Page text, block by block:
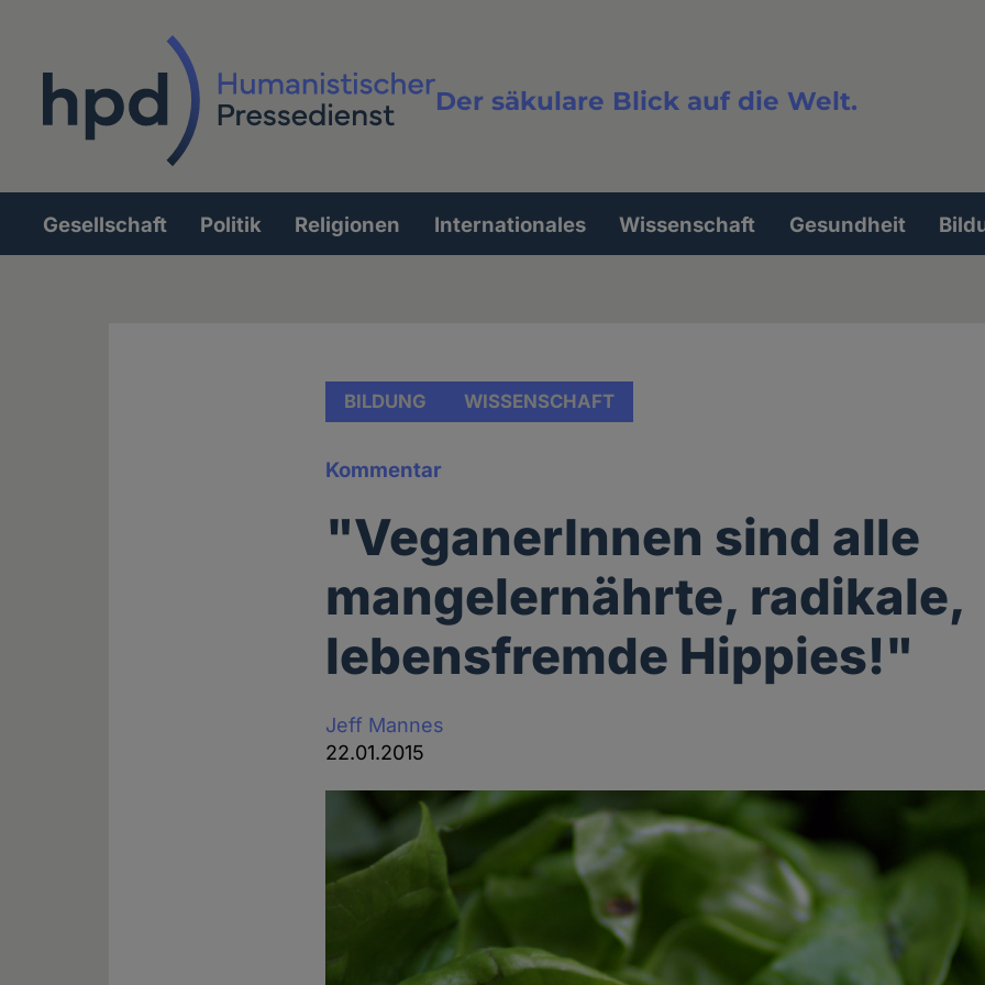
Der säkulare Blick auf die Welt.
Volltextsuche
Hauptnavigation
Gesellschaft Politik Religionen Internationales Wissenschaft Gesundheit
BILDUNG WISSENSCHAFT
Kommentar
"VeganerInnen sind alle
mangelernährte, radikale,
lebensfremde Hippies!"
Jeff Mannes
22.01.2015